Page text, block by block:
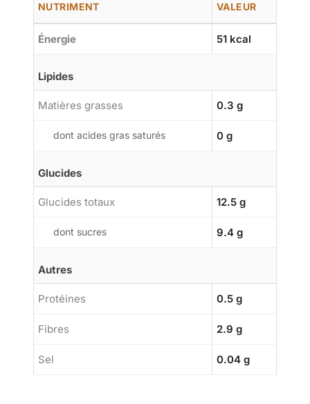
NUTRIMENT VALEUR
Énergie 51 kcal
Lipides
Matières grasses 0.3 g
dont acides gras saturés 0 g
Glucides
Glucides totaux 12.5 g
dont sucres 9.4 g
Autres
Protéines 0.5 g
Fibres 2.9 g
Sel 0.04 g